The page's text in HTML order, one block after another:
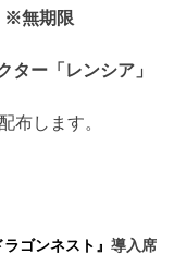
※無期限
ー「レンシア」
します。
ゴンネスト』 導入席